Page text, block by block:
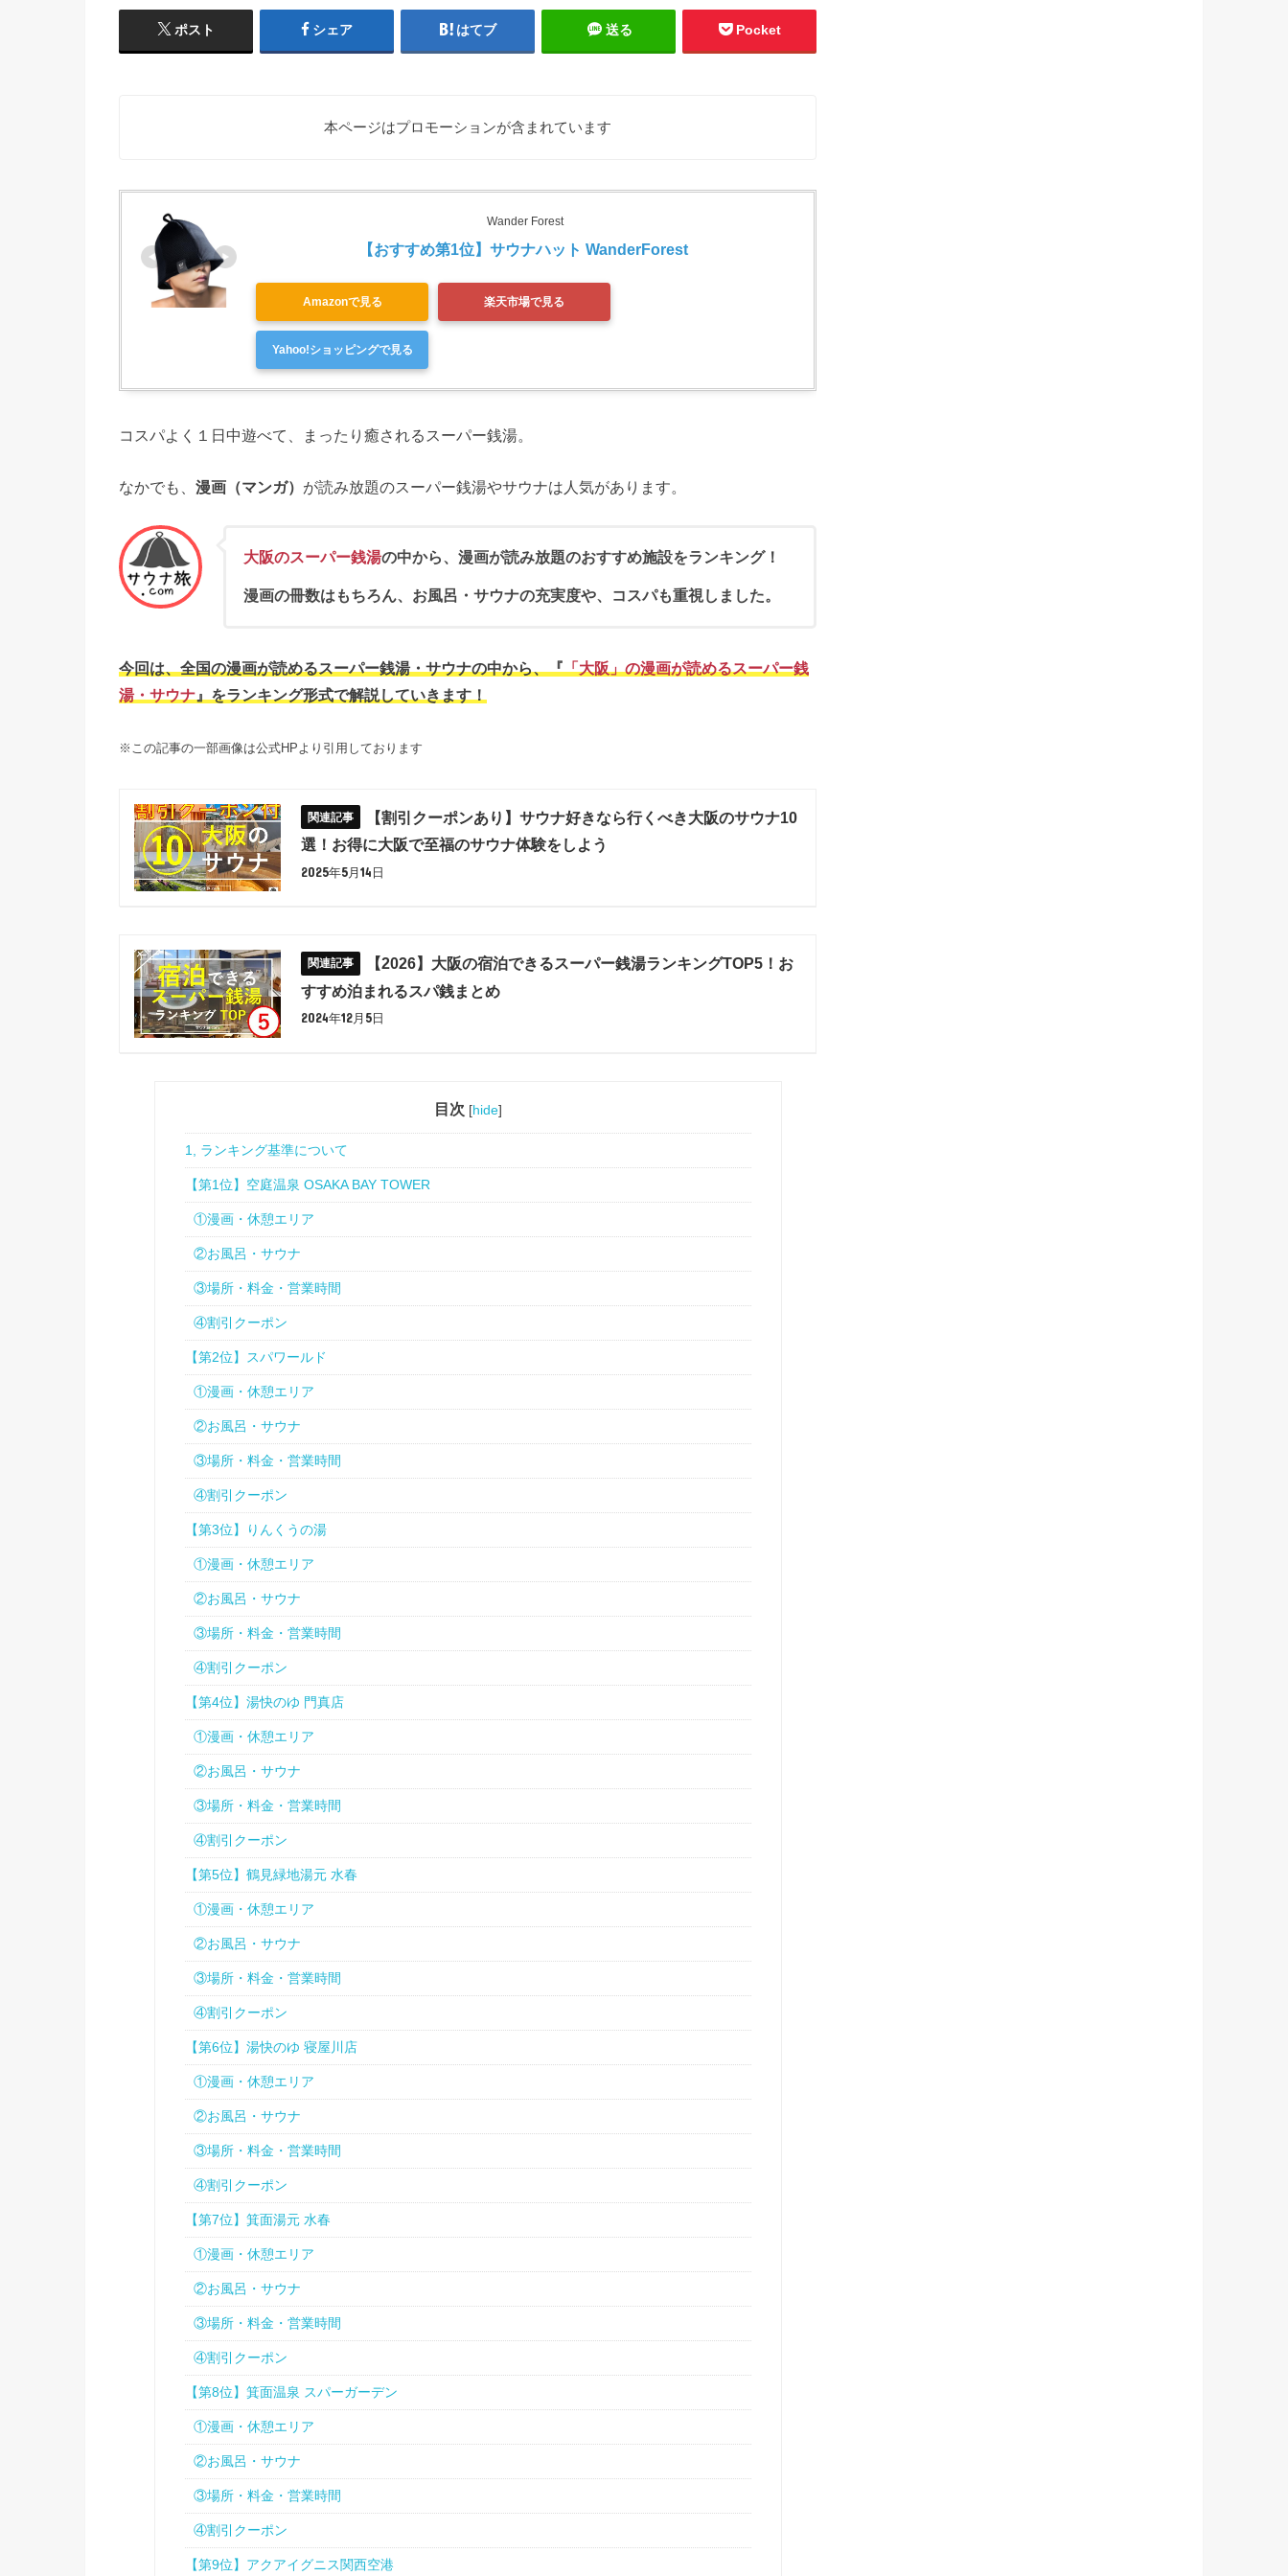
ポスト シェア はてブ 送る Pocket
本ページはプロモーションが含まれています
Wander Forest
【おすすめ第1位】サウナハット WanderForest
Amazonで見る 楽天市場で見る
Yahoo!ショッピングで見る
コスパよく１日中遊べて、まったり癒されるスーパー銭湯。
なかでも、 漫画（マンガ） が読み放題のスーパー銭湯やサウナは人気があります。
大阪のスーパー銭湯の中から、漫画が読み放題のおすすめ施設をランキング！
漫画の冊数はもちろん、お風呂・サウナの充実度や、コスパも重視しました。
今回は、全国の漫画が読めるスーパー銭湯・サウナの中から、『「大阪」の漫画が読めるスーパー銭
湯・サウナ 』をランキング形式で解説していきます！
※この記事の一部画像は公式HPより引用しております
【割引クーポンあり】サウナ好きなら行くべき大阪のサウナ10
選！お得に大阪で至福のサウナ体験をしよう
2025年5月14日
【2026】大阪の宿泊できるスーパー銭湯ランキングTOP5！お
すすめ泊まれるスパ銭まとめ
2024年12月5日
目次 [hide]
1, ランキング基準について
【第1位】空庭温泉 OSAKA BAY TOWER
①漫画・休憩エリア
②お風呂・サウナ
③場所・料金・営業時間
④割引クーポン
【第2位】スパワールド
①漫画・休憩エリア
②お風呂・サウナ
③場所・料金・営業時間
④割引クーポン
【第3位】りんくうの湯
①漫画・休憩エリア
②お風呂・サウナ
③場所・料金・営業時間
④割引クーポン
【第4位】湯快のゆ 門真店
①漫画・休憩エリア
②お風呂・サウナ
③場所・料金・営業時間
④割引クーポン
【第5位】鶴見緑地湯元 水春
①漫画・休憩エリア
②お風呂・サウナ
③場所・料金・営業時間
④割引クーポン
【第6位】湯快のゆ 寝屋川店
①漫画・休憩エリア
②お風呂・サウナ
③場所・料金・営業時間
④割引クーポン
【第7位】箕面湯元 水春
①漫画・休憩エリア
②お風呂・サウナ
③場所・料金・営業時間
④割引クーポン
【第8位】箕面温泉 スパーガーデン
①漫画・休憩エリア
②お風呂・サウナ
③場所・料金・営業時間
④割引クーポン
【第9位】アクアイグニス関西空港